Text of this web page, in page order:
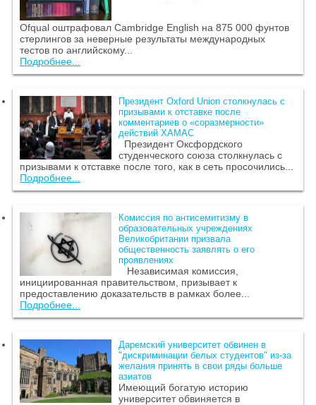
Ofqual оштрафовал Cambridge English на 875 000 фунтов
стерлингов за неверные результаты международных
тестов по английскому...
Подробнее...
Президент Oxford Union столкнулась с
призывами к отставке после
комментариев о «соразмерности»
действий ХАМАС
Президент Оксфордского
студенческого союза столкнулась с
призывами к отставке после того, как в сеть просочились...
Подробнее...
Комиссия по антисемитизму в
образовательных учреждениях
Великобритании призвала
общественность заявлять о его
проявлениях
Независимая комиссия,
инициированная правительством, призывает к
предоставлению доказательств в рамках более...
Подробнее...
Даремский университет обвинен в
"дискриминации белых студентов" из-за
желания принять в свои ряды больше
азиатов
Имеющий богатую историю
университет обвиняется в